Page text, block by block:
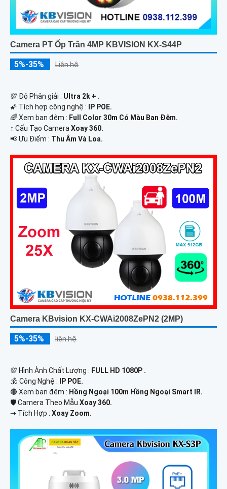
Camera PT Ốp Trần 4MP KBVISION KX-S44P
5%-35% Liên hệ
💯 Độ Phân giải : Ultra 2k + .
🌠 Tích hợp công nghệ :
IP POE.
🌈 Xem ban đêm : Full Color 30m Có Màu Ban Ðêm.
↕️ Cấu Tạo Camera Xoay 360.
️📢 Ưu Điểm : Thu Âm Và Loa.
Camera KBvision KX-CWAi2008ZePN2 (2MP)
5%-35% liên hệ
💯 Hình Ành Chất Lượng : FULL HD 1080P .
🕉️ Công Nghệ :
IP POE.
🔴 Xem ban đêm : Hồng Ngoại 100m Hồng Ngoại Smart IR.
🛡 Camera Theo Mẫu Xoay 360.
️⇝ Tích Hợp : Xoay Zoom.